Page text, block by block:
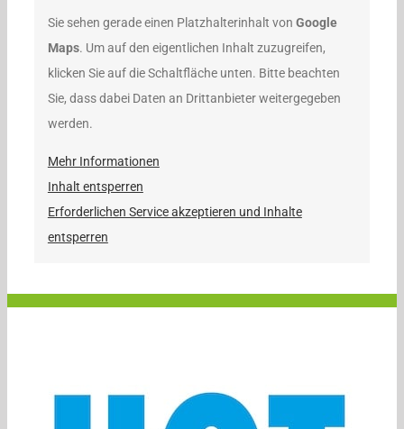
Sie sehen gerade einen Platzhalterinhalt von Google
Maps. Um auf den eigentlichen Inhalt zuzugreifen,
klicken Sie auf die Schaltfläche unten. Bitte beachten
Sie, dass dabei Daten an Drittanbieter weitergegeben
werden.
Mehr Informationen
Inhalt entsperren
Erforderlichen Service akzeptieren und Inhalte
entsperren